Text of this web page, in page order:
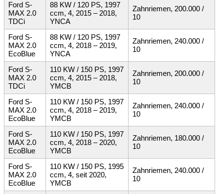
Ford S-
MAX 2.0
TDCi
88 KW / 120 PS, 1997
ccm, 4, 2015 – 2018,
YNCA
Zahnriemen, 200.000 /
10
Ford S-
MAX 2.0
EcoBlue
88 KW / 120 PS, 1997
ccm, 4, 2018 – 2019,
YNCA
Zahnriemen, 240.000 /
10
Ford S-
MAX 2.0
TDCi
110 KW / 150 PS, 1997
ccm, 4, 2015 – 2018,
YMCB
Zahnriemen, 200.000 /
10
Ford S-
MAX 2.0
EcoBlue
110 KW / 150 PS, 1997
ccm, 4, 2018 – 2019,
YMCB
Zahnriemen, 240.000 /
10
Ford S-
MAX 2.0
EcoBlue
110 KW / 150 PS, 1997
ccm, 4, 2018 – 2020,
YMCB
Zahnriemen, 180.000 /
10
Ford S-
MAX 2.0
EcoBlue
110 KW / 150 PS, 1995
ccm, 4, seit 2020,
YMCB
Zahnriemen, 240.000 /
10